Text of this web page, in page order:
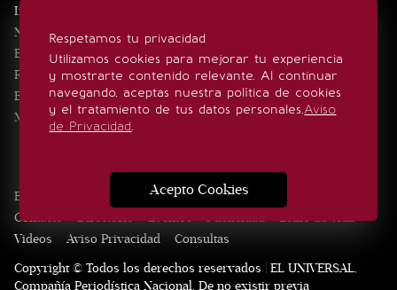
Respetamos tu privacidad
Utilizamos cookies para mejorar tu experiencia
y mostrarte contenido relevante. Al continuar
navegando, aceptas nuestra política de cookies
y el tratamiento de tus datos personales.Aviso
de Privacidad.
Acepto Cookies
Inicio
Noticias
Eventos
Realeza
Estilo de vida
Minuto x Minuto
SÍGUENOS
Edición Impresa Noticias Quiénes somos
Contacto
Directorio Eventos Publicidad
Estilo de vida
Videos
Aviso Privacidad
Consultas
Copyright © Todos los derechos reservados | EL UNIVERSAL,
Compañía Periodística Nacional. De no existir previa